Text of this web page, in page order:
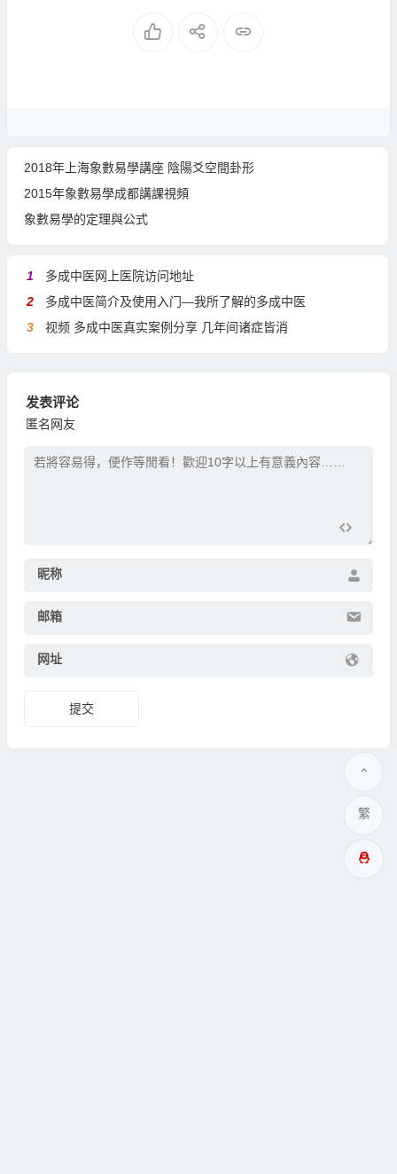
2018年上海象數易學講座 陰陽爻空間卦形
2015年象數易學成都講課視頻
象數易學的定理與公式
1
多成中医网上医院访问地址
2
多成中医简介及使用入门—我所了解的多成中医
3
视频 多成中医真实案例分享 几年间诸症皆消
发表评论
匿名网友
昵称
邮箱
网址
繁